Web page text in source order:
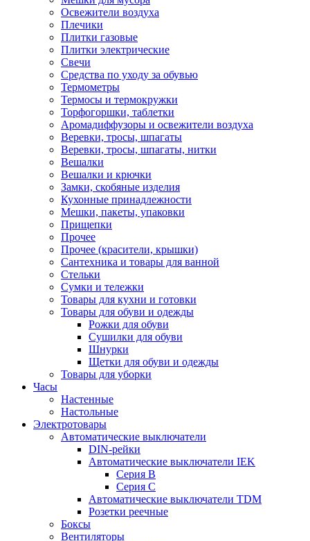
Освежители воздуха
Плечики
Плитки газовые
Плитки электрические
Свечи
Средства по уходу за обувью
Термометры
Термосы и термокружки
Торфогоршки, таблетки
Аромадиффузоры и освежители воздуха
Веревки, тросы, шпагаты
Веревки, тросы, шпагаты, нитки
Вешалки
Вешалки и крючки
Замки, скобяные изделия
Кухонные принадлежности
Мешки, пакеты, упаковки
Прищепки
Прочее
Прочее (красители, крышки)
Сантехника и товары для ванной
Стельки
Сумки и тележки
Товары для кухни и готовки
Товары для обуви и одежды
Рожки для обуви
Сушилки для обуви
Шнурки
Щетки для обуви и одежды
Товары для уборки
Часы
Настенные
Настольные
Электротовары
Автоматические выключатели
DIN-рейки
Автоматические выключатели IEK
Серия B
Серия С
Автоматические выключатели TDM
Розетки реечные
Боксы
Вентиляторы